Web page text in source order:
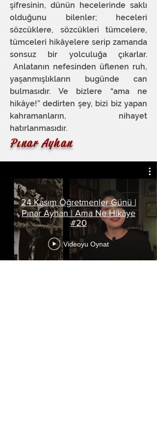
şifresinin, dünün hecelerinde saklı
olduğunu bilenler; heceleri
sözcüklere, sözcükleri tümcelere,
tümceleri hikâyelere serip zamanda
sonsuz bir yolculuğa çıkarlar.
Anlatanın nefesinden üflenen ruh,
yaşanmışlıkların bugünde can
bulmasıdır. Ve bizlere “ama ne
hikâye!” dedirten şey, bizi biz yapan
kahramanların, nihayet
hatırlanmasıdır.
Pınar Ayhan
24 Kasım Öğretmenler Günü |
Pınar Ayhan | Ama Ne Hikâye
#20
Videoyu Oynat